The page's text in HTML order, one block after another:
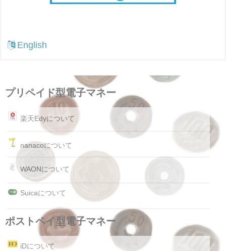
English
プリペイド型電子マネー
楽天Edyについて
nanacoについて
WAONについて
Suicaについて
ポストペイ型電子マネー
iDについて